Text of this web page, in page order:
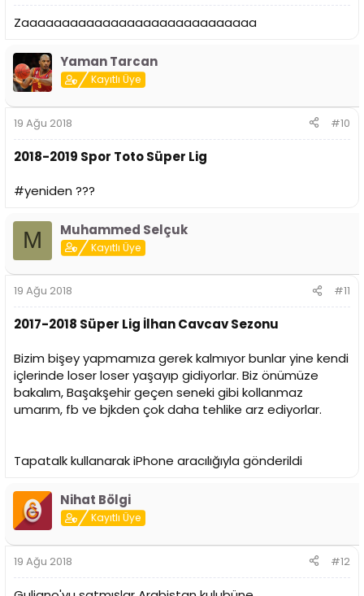
Zaaaaaaaaaaaaaaaaaaaaaaaaaaaaa
Yaman Tarcan
Kayıtlı Üye
19 Ağu 2018 #10
2018-2019 Spor Toto Süper Lig
#yeniden ???
M Muhammed Selçuk
Kayıtlı Üye
19 Ağu 2018 #11
2017-2018 Süper Lig İlhan Cavcav Sezonu
Bizim bişey yapmamıza gerek kalmıyor bunlar yine kendi
içlerinde loser loser yaşayıp gidiyorlar. Biz önümüze
bakalım, Başakşehir geçen seneki gibi kollanmaz
umarım, fb ve bjkden çok daha tehlike arz ediyorlar.
Tapatalk kullanarak iPhone aracılığıyla gönderildi
Nihat Bölgi
Kayıtlı Üye
19 Ağu 2018 #12